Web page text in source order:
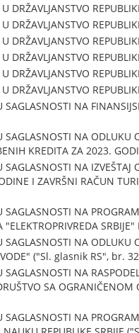
U DRŽAVLJANSTVO
U DRŽAVLJANSTVO
U DRŽAVLJANSTVO
U DRŽAVLJANSTVO
U DRŽAVLJANSTVO
U DRŽAVLJANSTVO
SAGLASNOSTI NA
SAGLASNOSTI NA
KREDITA ZA 2023.
SAGLASNOSTI NA
I ZAVRŠNI RAČUN
SAGLASNOSTI NA
"ELEKTROPRIVREDA
SAGLASNOSTI NA
("Sl. glasnik RS", br.
SAGLASNOSTI NA
SA
SAGLASNOSTI NA